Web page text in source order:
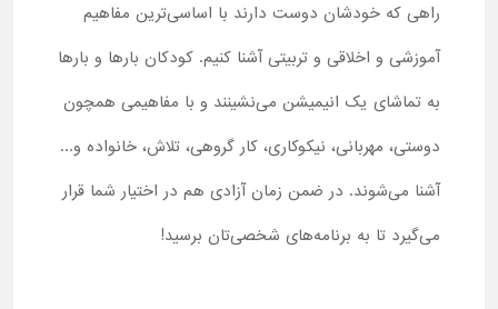
راهی که خودشان دوست دارند با اساسی‌ترین مفاهیم
آموزشی و اخلاقی و تربیتی آشنا کنیم. کودکان بارها و بارها
به تماشای یک انیمیشن می‌نشینند و با مفاهیمی همچون
دوستی، مهربانی، نیکوکاری، کار گروهی، تلاش، خانواده و...
آشنا می‌شوند. در ضمن زمان آزادی هم در اختیار شما قرار
می‌گیرد تا به برنامه‌های شخصی‌تان برسید!